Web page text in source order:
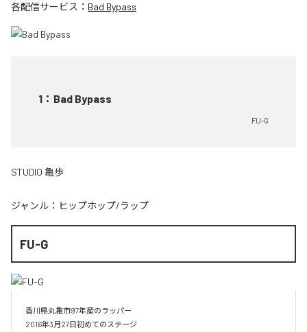
各配信サービス： Bad Bypass
1 ： Bad Bypass
FU-G
STUDIO 亀歩
ジャンル： ヒップホップ/ラップ
FU-G
香川県丸亀市97年産のラッパー
2016年3月27日初めてのステージ